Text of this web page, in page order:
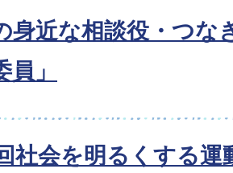
身近な相談役・つな
員」
社会を明るくする運